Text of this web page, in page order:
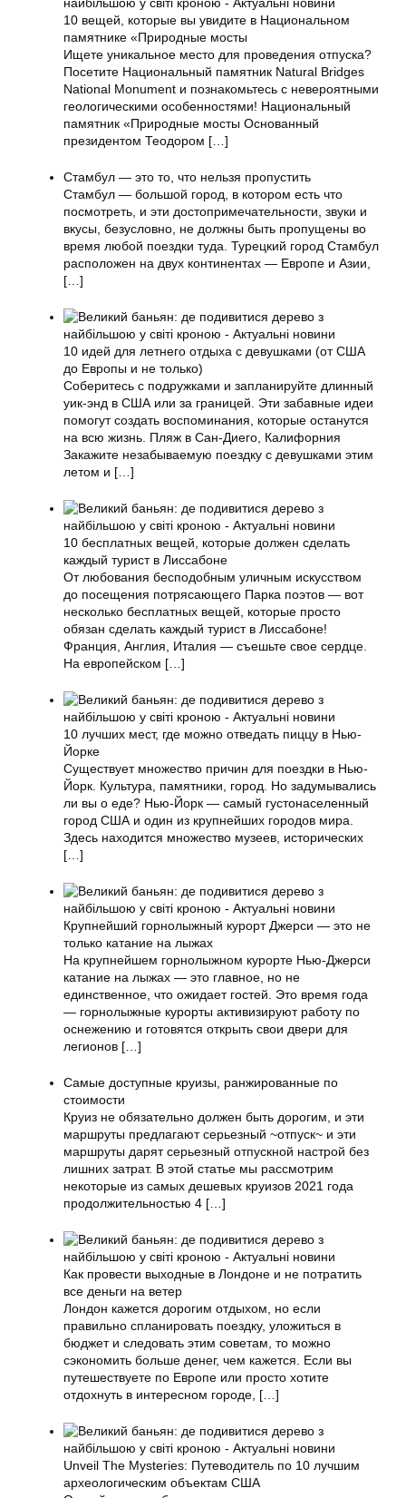
10 вещей, которые вы увидите в Национальном
памятнике «Природные мосты
Ищете уникальное место для проведения отпуска?
Посетите Национальный памятник Natural Bridges
National Monument и познакомьтесь с невероятными
геологическими особенностями! Национальный
памятник «Природные мосты Основанный
президентом Теодором […]
Стамбул — это то, что нельзя пропустить
Стамбул — большой город, в котором есть что
посмотреть, и эти достопримечательности, звуки и
вкусы, безусловно, не должны быть пропущены во
время любой поездки туда. Турецкий город Стамбул
расположен на двух континентах — Европе и Азии,
[…]
10 идей для летнего отдыха с девушками (от США
до Европы и не только)
Соберитесь с подружками и запланируйте длинный
уик-энд в США или за границей. Эти забавные идеи
помогут создать воспоминания, которые останутся
на всю жизнь. Пляж в Сан-Диего, Калифорния
Закажите незабываемую поездку с девушками этим
летом и […]
10 бесплатных вещей, которые должен сделать
каждый турист в Лиссабоне
От любования бесподобным уличным искусством
до посещения потрясающего Парка поэтов — вот
несколько бесплатных вещей, которые просто
обязан сделать каждый турист в Лиссабоне!
Франция, Англия, Италия — съешьте свое сердце.
На европейском […]
10 лучших мест, где можно отведать пиццу в Нью-
Йорке
Существует множество причин для поездки в Нью-
Йорк. Культура, памятники, город. Но задумывались
ли вы о еде? Нью-Йорк — самый густонаселенный
город США и один из крупнейших городов мира.
Здесь находится множество музеев, исторических
[…]
Крупнейший горнолыжный курорт Джерси — это не
только катание на лыжах
На крупнейшем горнолыжном курорте Нью-Джерси
катание на лыжах — это главное, но не
единственное, что ожидает гостей. Это время года
— горнолыжные курорты активизируют работу по
оснежению и готовятся открыть свои двери для
легионов […]
Самые доступные круизы, ранжированные по
стоимости
Круиз не обязательно должен быть дорогим, и эти
маршруты предлагают серьезный ~отпуск~ и эти
маршруты дарят серьезный отпускной настрой без
лишних затрат. В этой статье мы рассмотрим
некоторые из самых дешевых круизов 2021 года
продолжительностью 4 […]
Как провести выходные в Лондоне и не потратить
все деньги на ветер
Лондон кажется дорогим отдыхом, но если
правильно спланировать поездку, уложиться в
бюджет и следовать этим советам, то можно
сэкономить больше денег, чем кажется. Если вы
путешествуете по Европе или просто хотите
отдохнуть в интересном городе, […]
Unveil The Mysteries: Путеводитель по 10 лучшим
археологическим объектам США